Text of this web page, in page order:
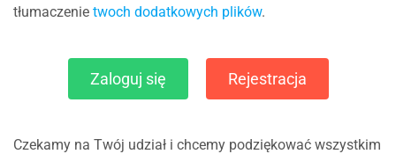
tłumaczenie twoch dodatkowych plików.
Zaloguj się Rejestracja
Czekamy na Twój udział i chcemy podziękować wszystkim